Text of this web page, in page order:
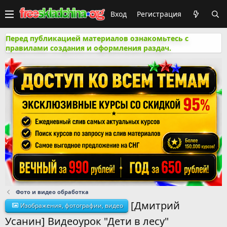
Вход Регистрация
Перед публикацией материалов ознакомьтесь с
правилами создания и оформления раздач.
Фото и видео обработка
Изображения, фотографии, видео
[Дмитрий
Усанин] Видеоурок "Дети в лесу"